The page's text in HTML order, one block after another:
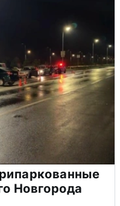
Новгорода